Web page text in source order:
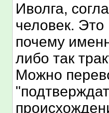
Иволга,
человек.
почему
либо так
Можно